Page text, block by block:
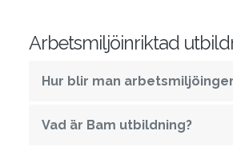
Arbetsmiljöinriktad
Hur blir man
Vad är Bam utbildning?